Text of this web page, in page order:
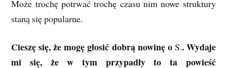
Może trochę potrwać trochę czasu nim nowe struktury
staną się popularne.
Cieszę się, że mogę głosić dobrą nowinę o S.. Wydaje
mi się, że w tym przypadły to ta powieść